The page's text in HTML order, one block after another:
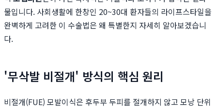
물입니다. 사회생활에 한창인 20~30대 환자들의 라이프스타일을
완벽하게 고려한 이 수술법은 왜 특별한지 자세히 알아보겠습니
다.
'무삭발 비절개' 방식의 핵심 원리
비절개(FUE) 모발이식은 후두부 두피를 절개하지 않고 모낭 단위